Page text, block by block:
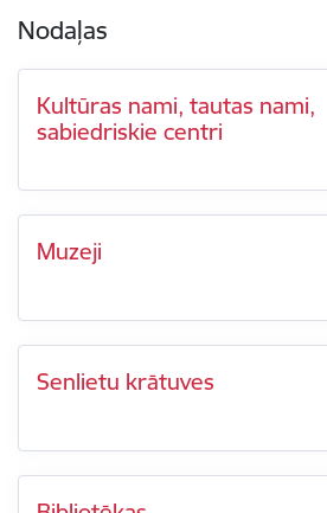
Nodaļas
Kultūras nami, tautas nami,
sabiedriskie centri
Muzeji
Senlietu krātuves